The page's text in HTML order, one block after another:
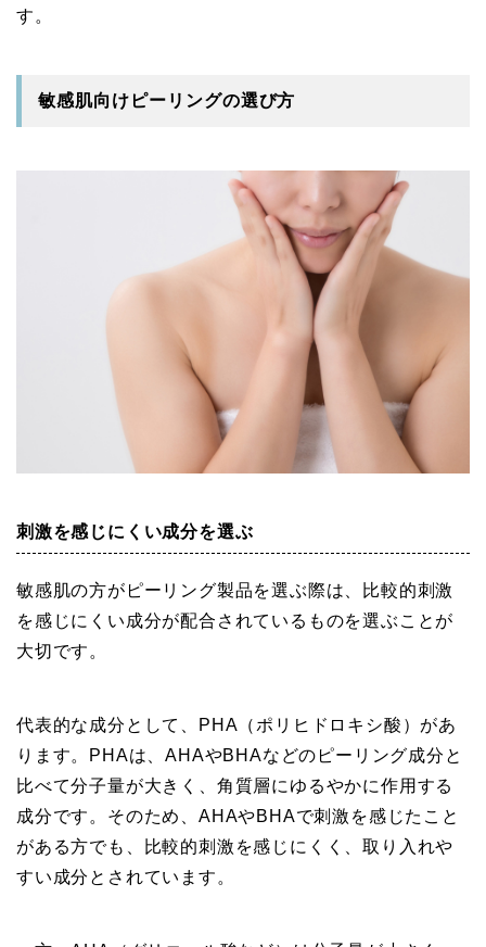
す。
敏感肌向けピーリングの選び方
刺激を感じにくい成分を選ぶ
敏感肌の方がピーリング製品を選ぶ際は、比較的刺激
を感じにくい成分が配合されているものを選ぶことが
大切です。
代表的な成分として、PHA（ポリヒドロキシ酸）があ
ります。PHAは、AHAやBHAなどのピーリング成分と
比べて分子量が大きく、角質層にゆるやかに作用する
成分です。そのため、AHAやBHAで刺激を感じたこと
がある方でも、比較的刺激を感じにくく、取り入れや
すい成分とされています。